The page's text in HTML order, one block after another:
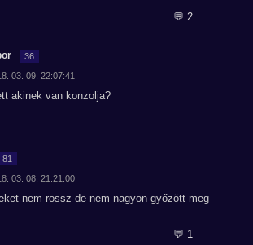
💬 2
36
03. 09. 22:07:41
akinek van konzolja?
81
03. 08. 21:21:00
nem rossz de nem nagyon győzött meg
💬 1